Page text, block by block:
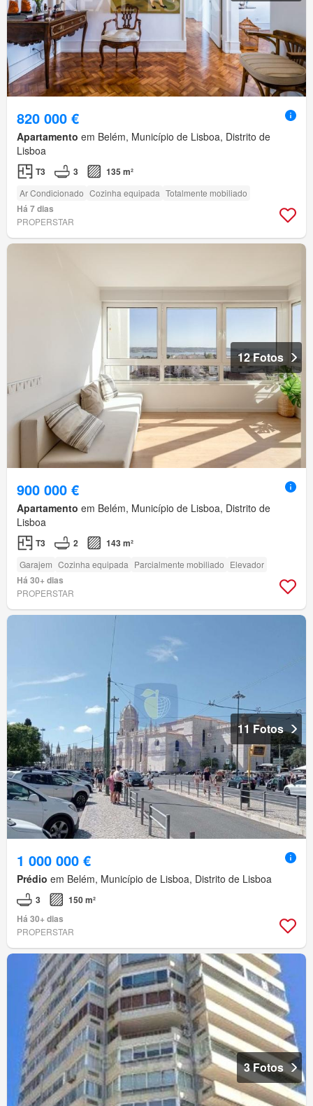
820 000 €
Apartamento em Belém, Município de Lisboa, Distrito de
Lisboa
T3 3 135 m²
Ar Condicionado Cozinha equipada Totalmente mobiliado
Há 7 dias
PROPERSTAR
12 Fotos
900 000 €
Apartamento em Belém, Município de Lisboa, Distrito de
Lisboa
T3 2 143 m²
Garajem Cozinha equipada Parcialmente mobiliado Elevador
Há 30+ dias
PROPERSTAR
11 Fotos
1 000 000 €
Prédio em Belém, Município de Lisboa, Distrito de Lisboa
3
150 m²
Há 30+ dias
PROPERSTAR
3 Fotos